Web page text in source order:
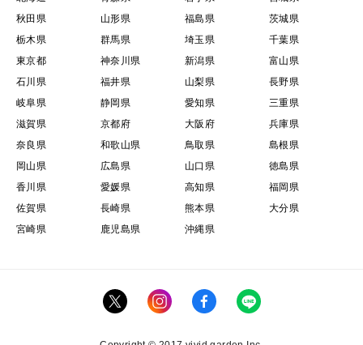
秋田県
山形県 福島県
茨城県
栃木県
群馬県 埼玉県
千葉県
東京都
神奈川県 新潟県
富山県
石川県
福井県 山梨県
長野県
岐阜県
静岡県 愛知県
三重県
滋賀県
京都府 大阪府
兵庫県
奈良県
和歌山県 鳥取県
島根県
岡山県
広島県 山口県
徳島県
香川県
愛媛県 高知県
福岡県
佐賀県
長崎県 熊本県
大分県
宮崎県
鹿児島県 沖縄県